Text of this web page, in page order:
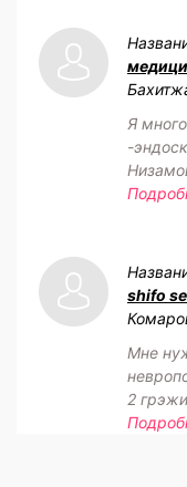
Я
-
shifo
Мне
2 грэжи